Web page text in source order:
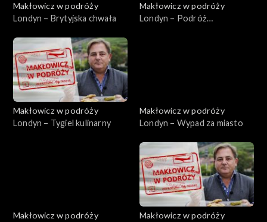
Makłowicz w podróży
Londyn – Brytyjska chwała
Makłowicz w podróży
Londyn – Podróż
Makłowicz w podróży
Londyn – Tygiel kulinarny
Makłowicz w podróży
Londyn – Wypad za miasto
Makłowicz w podróży
Makłowicz w podróży